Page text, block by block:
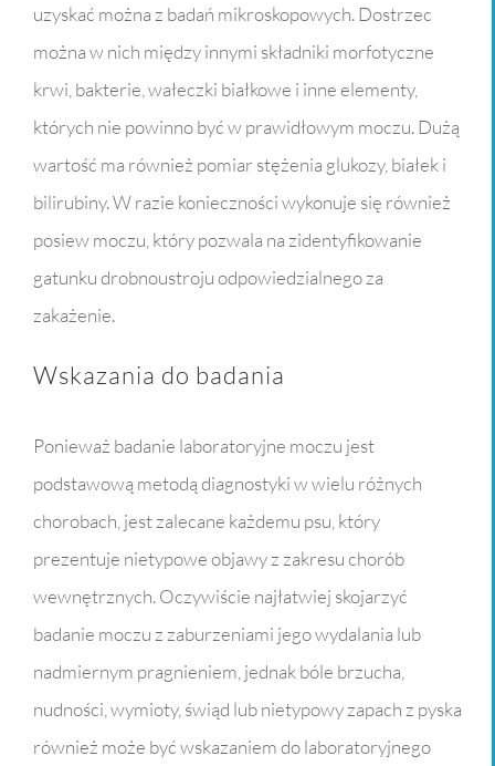
uzyskać można z badań mikroskopowych. Dostrzec
można w nich między innymi składniki morfotyczne
krwi, bakterie, wałeczki białkowe i inne elementy,
których nie powinno być w prawidłowym moczu. Dużą
wartość ma również pomiar stężenia glukozy, białek i
bilirubiny. W razie konieczności wykonuje się również
posiew moczu, który pozwala na zidentyfikowanie
gatunku drobnoustroju odpowiedzialnego za
zakażenie.
Wskazania do badania
Ponieważ badanie laboratoryjne moczu jest
podstawową metodą diagnostyki w wielu różnych
chorobach, jest zalecane każdemu psu, który
prezentuje nietypowe objawy z zakresu chorób
wewnętrznych. Oczywiście najłatwiej skojarzyć
badanie moczu z zaburzeniami jego wydalania lub
nadmiernym pragnieniem, jednak bóle brzucha,
nudności, wymioty, świąd lub nietypowy zapach z pyska
również może być wskazaniem do laboratoryjnego